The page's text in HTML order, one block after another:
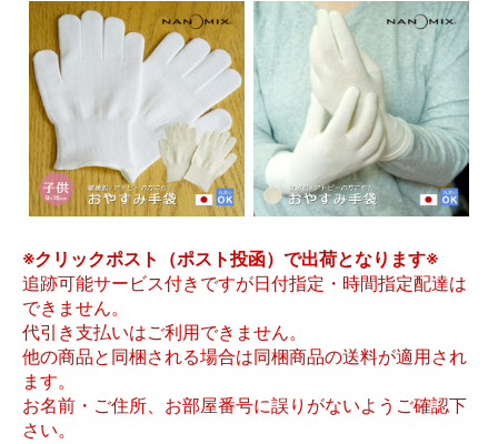
※クリックポスト（ポスト投函）で出荷となります※
追跡可能サービス付きですが日付指定・時間指定配達は
できません。
代引き支払いはご利用できません。
他の商品と同梱される場合は同梱商品の送料が適用され
ます。
お名前・ご住所、お部屋番号に誤りがないようご確認下
さい。